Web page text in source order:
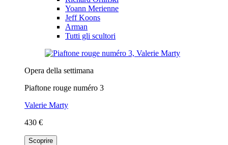
Yoann Merienne
Jeff Koons
Arman
Tutti gli scultori
Opera della settimana
Piaftone rouge numéro 3
Valerie Marty
430 €
Scoprire